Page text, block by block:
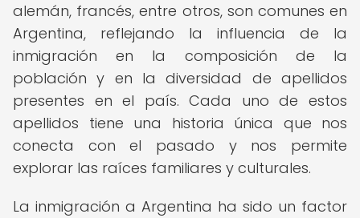
alemán, francés, entre otros, son comunes en
Argentina, reflejando la influencia de la
inmigración en la composición de la
población y en la diversidad de apellidos
presentes en el país. Cada uno de estos
apellidos tiene una historia única que nos
conecta con el pasado y nos permite
explorar las raíces familiares y culturales.
La inmigración a Argentina ha sido un factor